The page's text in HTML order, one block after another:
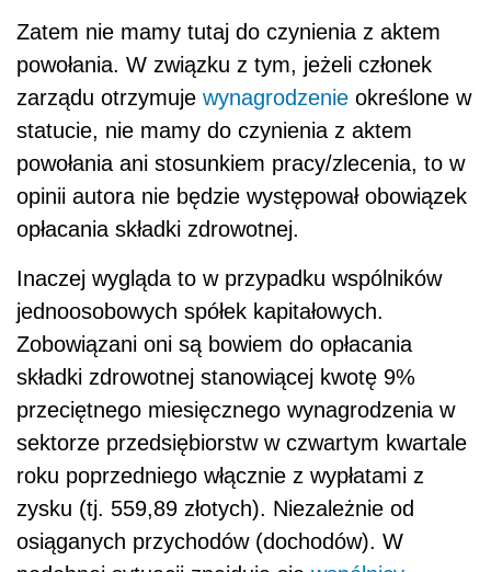
Zatem nie mamy tutaj do czynienia z aktem
powołania. W związku z tym, jeżeli członek
zarządu otrzymuje wynagrodzenie określone w
statucie, nie mamy do czynienia z aktem
powołania ani stosunkiem pracy/zlecenia, to w
opinii autora nie będzie występował obowiązek
opłacania składki zdrowotnej.
Inaczej wygląda to w przypadku wspólników
jednoosobowych spółek kapitałowych.
Zobowiązani oni są bowiem do opłacania
składki zdrowotnej stanowiącej kwotę 9%
przeciętnego miesięcznego wynagrodzenia w
sektorze przedsiębiorstw w czwartym kwartale
roku poprzedniego włącznie z wypłatami z
zysku (tj. 559,89 złotych). Niezależnie od
osiąganych przychodów (dochodów). W